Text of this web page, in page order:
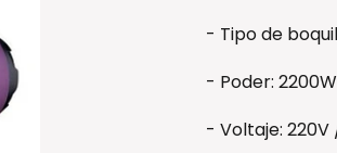
- Tipo de
- Poder:
- Voltaje: 220V